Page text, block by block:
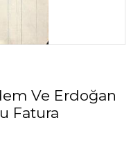
Ve Erdoğan
Fatura